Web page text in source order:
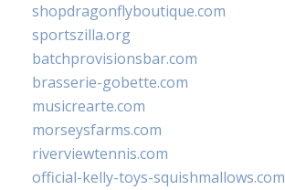
shopdragonflyboutique.com
sportszilla.org
batchprovisionsbar.com
brasserie-gobette.com
musicrearte.com
morseysfarms.com
riverviewtennis.com
official-kelly-toys-squishmallows.com